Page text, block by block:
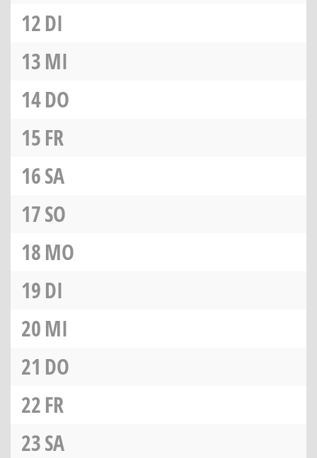
12DI
13MI
14DO
15FR
16SA
17SO
18MO
19DI
20MI
21 DO
22FR
23SA